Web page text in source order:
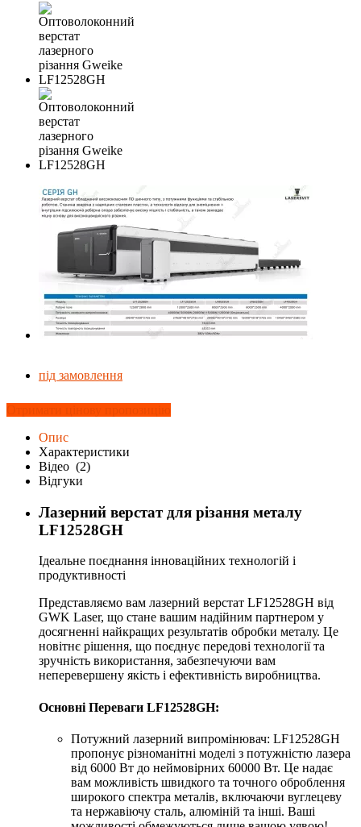
під замовлення
Опис
Характеристики
Відео (2)
Відгуки
Лазерний верстат для різання металу
LF12528GH
Ідеальне поєднання інноваційних технологій і
продуктивності
Представляємо вам лазерний верстат LF12528GH від
GWK Laser, що стане вашим надійним партнером у
досягненні найкращих результатів обробки металу. Це
новітнє рішення, що поєднує передові технології та
зручність використання, забезпечуючи вам
неперевершену якість і ефективність виробництва.
Основні Переваги LF12528GH:
Потужний лазерний випромінювач: LF12528GH
пропонує різноманітні моделі з потужністю лазера
від 6000 Вт до неймовірних 60000 Вт. Це надає
вам можливість швидкого та точного оброблення
широкого спектра металів, включаючи вуглецеву
та нержавіючу сталь, алюміній та інші. Ваші